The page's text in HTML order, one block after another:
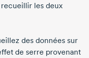
les deux
des données sur
de serre provenant